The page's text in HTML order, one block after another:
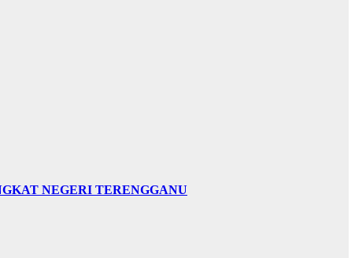
NEGERI TERENGGANU